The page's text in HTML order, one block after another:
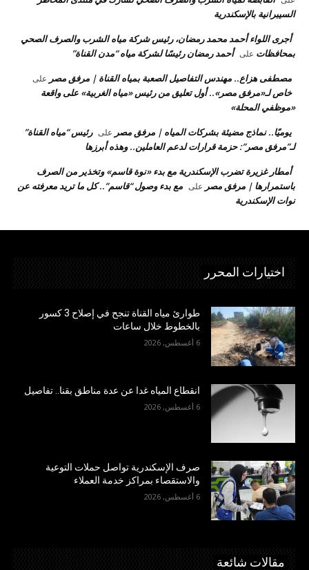
السيبرانية بالإسكندرية
أجرى اللواء أحمد محمد رمضان، رئيس شركة مياه الشرب والصرف الصحي
بمحافظات على أحمد رمضان رئيسًا لشركة مياه “مدن القناة”
مصطفى هزاع.. مهندس التفاصيل الصعبة بمياه القناة | مرفق مصر على
خاص لـ«مرفق مصر».. أول تعليق من رئيس «مياه الغربية» على واقعة
«موظفي المحلة»
يوميًا.. نماذج مضيئة بشركات المياه | مرفق مصر على رئيس “مياه القناة”
لـ”مرفق مصر”: حزمة قرارات لدعم العاملين.. وهذه أبرزها
أمطار غزيرة تضرب الإسكندرية مع بدء «نوة قاسم» وتخذير من الصرف
باستمرارها | مرفق مصر على مع بدء وصول “قاسم”.. كل ما تريد معرفته عن
نوات الإسكندرية
اختيارات المحرر
طوارئ مياه القناة تنجح في إصلاح 3 كسور
بالخطوط خلال ساعات
6 أغسطس, 2026
انقطاع المياه غدا عن عدة مناطق بقنا.. تفاصيل
6 أغسطس, 2026
صرف الإسكندرية تواصل حملات التوعية
والاستقصاء بمراكز خدمة العملاء
6 أغسطس, 2026
مقالات شائعة